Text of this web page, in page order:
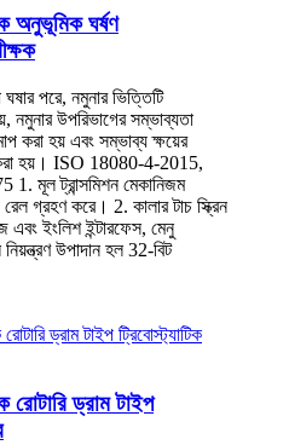
অনুভূমিক ঘর্ষণ
ঘষার পরে, নমুনার ভিত্তিটি
নমুনার উপরিভাগের সম্ভাব্যতা
করা হয় এবং সম্ভাব্য ক্ষয়ের
করা হয়। ISO 18080-4-2015,
মূল ট্রান্সমিশন মেকানিজম
গ্রহণ করে। 2. কালার টাচ স্ক্রিন
এবং ইংলিশ ইন্টারফেস, মেনু
উপাদান হল 32-বিট
ড্রাম টাইপ